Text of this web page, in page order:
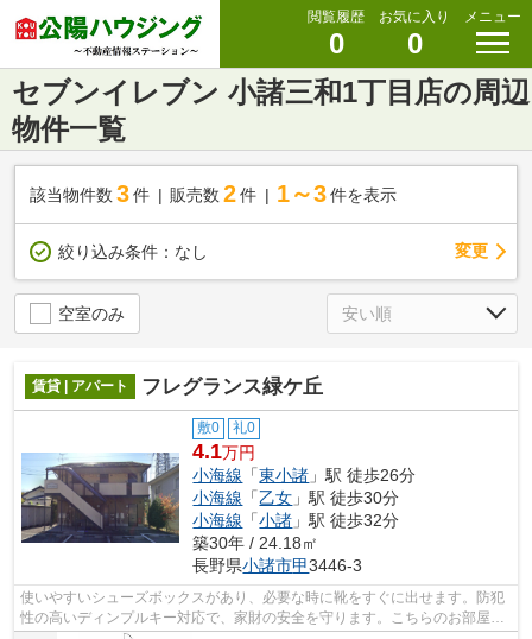
閲覧履歴
0
お気に入り
0
メニュー
セブンイレブン 小諸三和1丁目店の周辺
物件一覧
該当物件数 3件 販売数 2 件 1～3 件を表示
絞り込み条件： なし 変更
空室のみ
賃貸 | アパート フレグランス緑ケ丘
敷0 礼0
4.1万円
小海線 「東小諸 」駅 徒歩26分
小海線 「乙女 」駅 徒歩30分
小海線 「小諸 」駅 徒歩32分
築30年 / 24.18㎡
長野県小諸市甲3446-3
使いやすいシューズボックスがあり、必要な時に靴をすぐに出せます。防犯
性の高いディンプルキー対応で、家財の安全を守ります。こちらのお部屋で